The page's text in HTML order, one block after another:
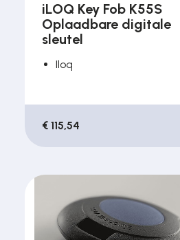
iLOQ Key Fob K55S
Oplaadbare digitale
sleutel
Iloq
€ 115,54